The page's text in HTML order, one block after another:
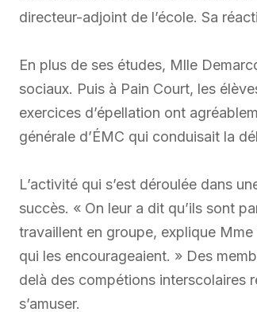
directeur-adjoint de l’école. Sa
En plus de ses études, Mlle
sociaux. Puis à Pain Court, les
exercices d’épellation ont
générale d’ÉMC qui conduisait la
L’activité qui s’est déroulée dans
succès. « On leur a dit qu’ils sont
travaillent en groupe, explique
qui les encourageaient. » Des
delà des compétions interscolaires
s’amuser.